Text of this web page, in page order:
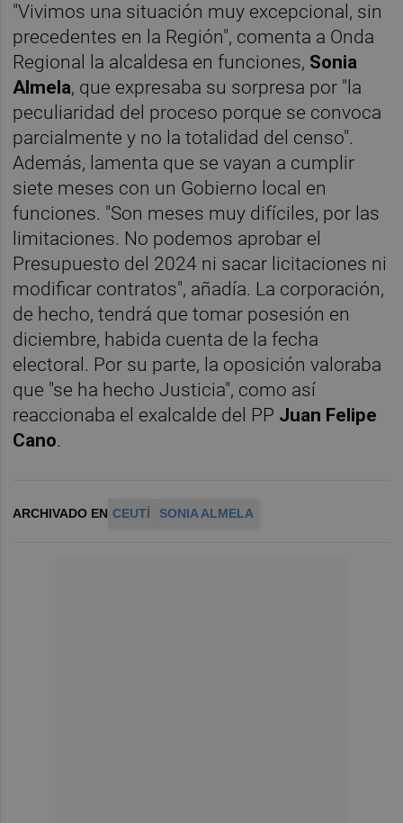
"Vivimos una situación muy excepcional, sin
precedentes en la Región", comenta a Onda
Regional la alcaldesa en funciones, Sonia
Almela, que expresaba su sorpresa por "la
peculiaridad del proceso porque se convoca
parcialmente y no la totalidad del censo".
Además, lamenta que se vayan a cumplir
siete meses con un Gobierno local en
funciones. "Son meses muy difíciles, por las
limitaciones. No podemos aprobar el
Presupuesto del 2024 ni sacar licitaciones ni
modificar contratos", añadía. La corporación,
de hecho, tendrá que tomar posesión en
diciembre, habida cuenta de la fecha
electoral. Por su parte, la oposición valoraba
que "se ha hecho Justicia", como así
reaccionaba el exalcalde del PP Juan Felipe
Cano.
ARCHIVADO EN CEUTÍ SONIA ALMELA